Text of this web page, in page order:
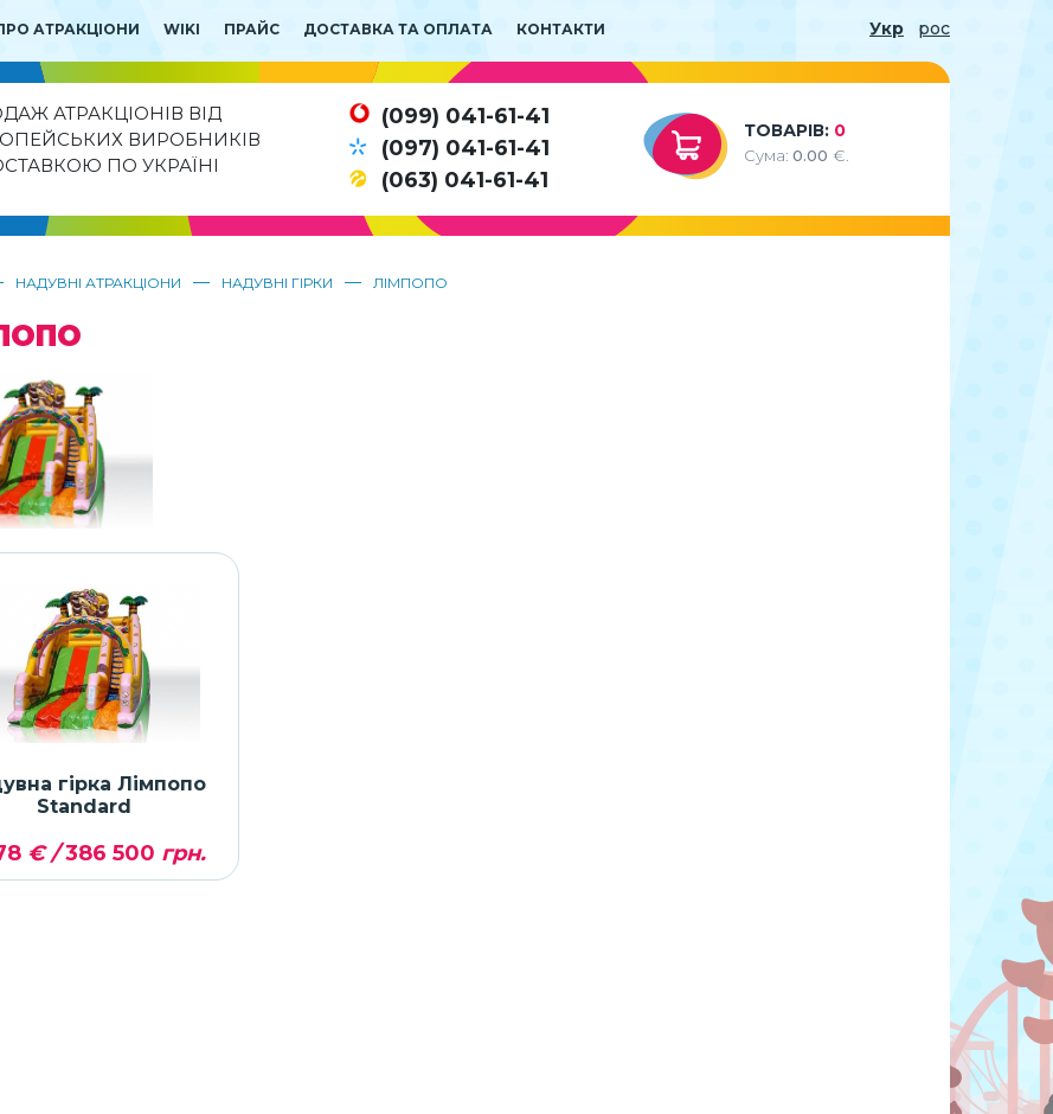
АТРАКЦІОНИ WIKI ПРАЙС ДОСТАВКА ТА ОПЛАТА КОНТАКТИ Укр рос
АТРАКЦІОНІВ ВІД
ВИРОБНИКІВ
ПО УКРАЇНІ
(099) 041-61-41
(097) 041-61-41
(063) 041-61-41
ТОВАРІВ: 0
Сума:0.00 €.
НАДУВНІ АТРАКЦІОНИ — НАДУВНІ ГІРКИ — ЛІМПОПО
гірка Лімпопо
Standard
€ /386 500 грн.